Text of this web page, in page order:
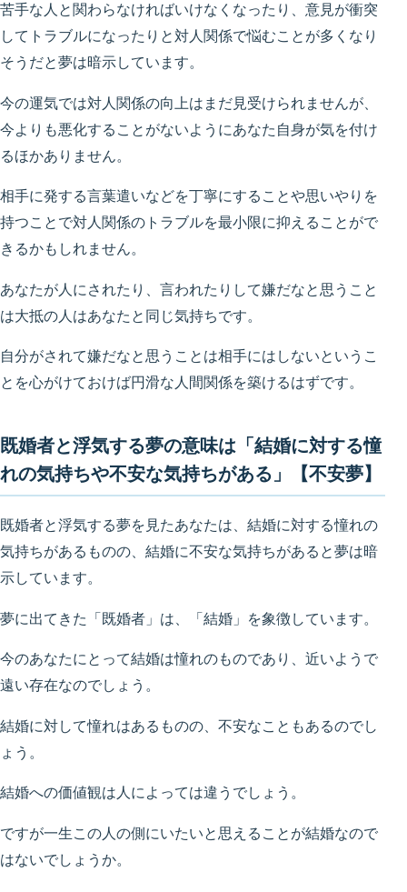
苦手な人と関わらなければいけなくなったり、意見が衝突
してトラブルになったりと対人関係で悩むことが多くなり
そうだと夢は暗示しています。
今の運気では対人関係の向上はまだ見受けられませんが、
今よりも悪化することがないようにあなた自身が気を付け
るほかありません。
相手に発する言葉遣いなどを丁寧にすることや思いやりを
持つことで対人関係のトラブルを最小限に抑えることがで
きるかもしれません。
あなたが人にされたり、言われたりして嫌だなと思うこと
は大抵の人はあなたと同じ気持ちです。
自分がされて嫌だなと思うことは相手にはしないというこ
とを心がけておけば円滑な人間関係を築けるはずです。
既婚者と浮気する夢の意味は「結婚に対する憧
れの気持ちや不安な気持ちがある」【不安夢】
既婚者と浮気する夢を見たあなたは、結婚に対する憧れの
気持ちがあるものの、結婚に不安な気持ちがあると夢は暗
示しています。
夢に出てきた「既婚者」は、「結婚」を象徴しています。
今のあなたにとって結婚は憧れのものであり、近いようで
遠い存在なのでしょう。
結婚に対して憧れはあるものの、不安なこともあるのでし
ょう。
結婚への価値観は人によっては違うでしょう。
ですが一生この人の側にいたいと思えることが結婚なので
はないでしょうか。